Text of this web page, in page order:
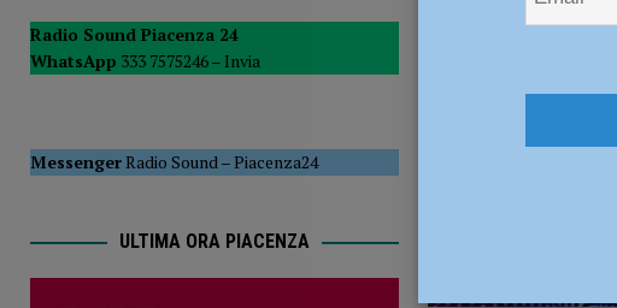
[ 5 Agosto 2026 ] La Sagra della Pasta Frolla a Pecorara: tradizione,
Radio Sound Piacenza 24
WhatsApp 333 7575246 – Invia
MessengerRadio Sound–Piacenza24
ULTIMA ORA PIACENZA